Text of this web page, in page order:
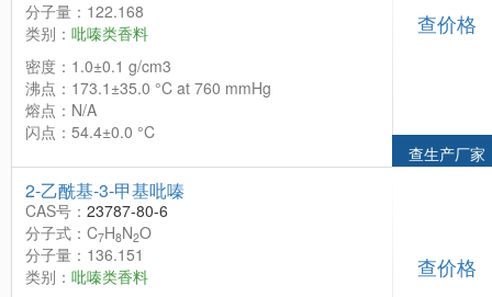
分子量：122.168
类别： 吡嗪类香料
密度：1.0±0.1 g/cm3
沸点：173.1±35.0 °C at 760 mmHg
熔点：N/A
闪点：54.4±0.0 °C
查价格
查生产厂家
2-乙酰基-3-甲基吡嗪
CAS号： 23787-80-6
分子式：C7H8N2O
分子量：136.151
类别： 吡嗪类香料
查价格